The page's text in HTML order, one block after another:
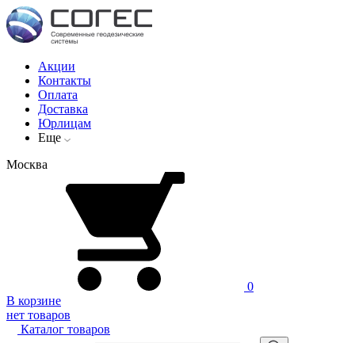
Акции
Контакты
Оплата
Доставка
Юрлицам
Еще
Москва
0
В корзине
нет товаров
Каталог товаров